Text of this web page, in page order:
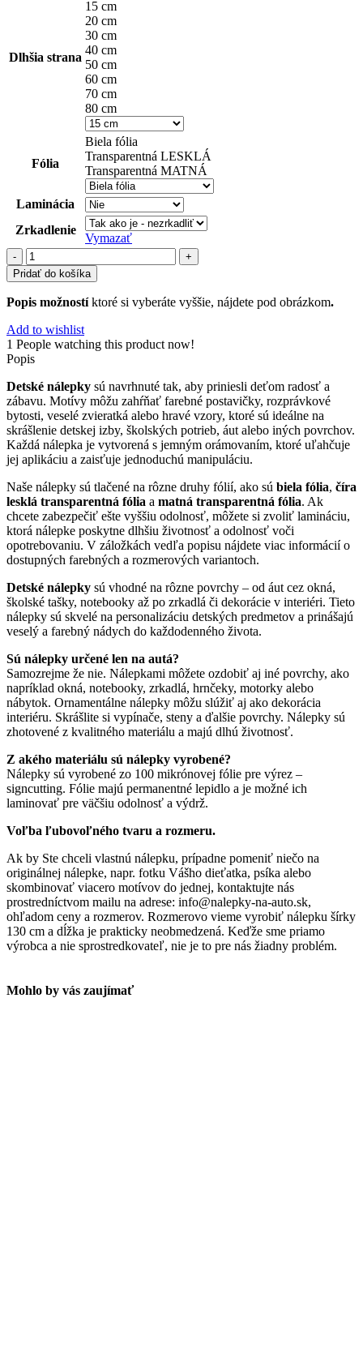
Dlhšia strana
15 cm
20 cm
30 cm
40 cm
50 cm
60 cm
70 cm
80 cm
Fólia
Biela fólia
Transparentná LESKLÁ
Transparentná MATNÁ
Laminácia
Zrkadlenie
Vymazať
množstvo
detské
(49)
Pridať do košíka
Popis možnostíktoré si vyberáte vyššie, nájdete pod obrázkom.
Add to wishlist
1 People watching this product now!
Popis
Detské nálepky sú navrhnuté tak, aby priniesli deťom radosť a
zábavu. Motívy môžu zahŕňať farebné postavičky, rozprávkové
bytosti, veselé zvieratká alebo hravé vzory, ktoré sú ideálne na
skrášlenie detskej izby, školských potrieb, áut alebo iných povrchov.
Každá nálepka je vytvorená s jemným orámovaním, ktoré uľahčuje
jej aplikáciu a zaisťuje jednoduchú manipuláciu.
Naše nálepky sú tlačené na rôzne druhy fólií, ako sú biela fólia, číra
lesklá transparentná fólia a matná transparentná fólia. Ak
chcete zabezpečiť ešte vyššiu odolnosť, môžete si zvoliť lamináciu,
ktorá nálepke poskytne dlhšiu životnosť a odolnosť voči
opotrebovaniu. V záložkách vedľa popisu nájdete viac informácií o
dostupných farebných a rozmerových variantoch.
Detské nálepky sú vhodné na rôzne povrchy – od áut cez okná,
školské tašky, notebooky až po zrkadlá či dekorácie v interiéri. Tieto
nálepky sú skvelé na personalizáciu detských predmetov a prinášajú
veselý a farebný nádych do každodenného života.
Sú nálepky určené len na autá?
Samozrejme že nie. Nálepkami môžete ozdobiť aj iné povrchy, ako
napríklad okná, notebooky, zrkadlá, hrnčeky, motorky alebo
nábytok. Ornamentálne nálepky môžu slúžiť aj ako dekorácia
interiéru. Skrášlite si vypínače, steny a ďalšie povrchy. Nálepky sú
zhotovené z kvalitného materiálu a majú dlhú životnosť.
Z akého materiálu sú nálepky vyrobené?
Nálepky sú vyrobené zo 100 mikrónovej fólie pre výrez –
signcutting. Fólie majú permanentné lepidlo a je možné ich
laminovať pre väčšiu odolnosť a výdrž.
Voľba ľubovoľného tvaru a rozmeru.
Ak by Ste chceli vlastnú nálepku, prípadne pomeniť niečo na
originálnej nálepke, napr. fotku Vášho dieťatka, psíka alebo
skombinovať viacero motívov do jednej, kontaktujte nás
prostredníctvom mailu na adrese: info@nalepky-na-auto.sk,
ohľadom ceny a rozmerov. Rozmerovo vieme vyrobiť nálepku šírky
130 cm a dĺžka je prakticky neobmedzená. Keďže sme priamo
výrobca a nie sprostredkovateľ, nie je to pre nás žiadny problém.
Mohlo by vás zaujímať